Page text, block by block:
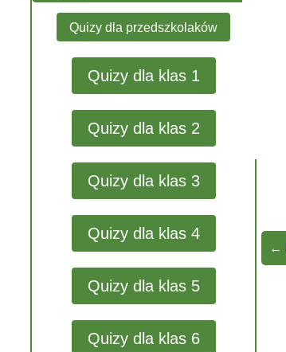
Quizy dla przedszkolaków
Quizy dla klas 1
Quizy dla klas 2
Quizy dla klas 3
Quizy dla klas 4
Quizy dla klas 5
Quizy dla klas 6
←